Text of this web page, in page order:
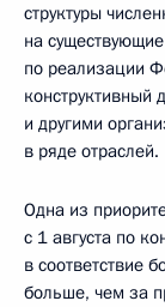
структуры
на
по реализации
конструктивный
и другими
в ряде отраслей.
Одна из
с 1 августа по
в соответствие
больше, чем за